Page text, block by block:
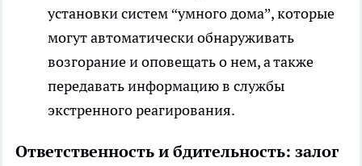
установки систем “умного дома”, которые
могут автоматически обнаруживать
возгорание и оповещать о нем, а также
передавать информацию в службы
экстренного реагирования.
Ответственность и бдительность: залог